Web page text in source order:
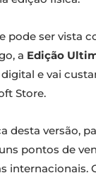
pode ser vista
a Edição
e vai
Store.
desta versão,
pontos de
internacionais.